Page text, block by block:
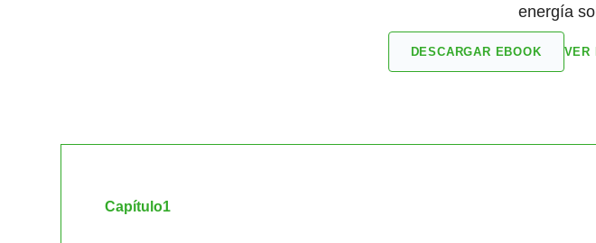
energía
DESCARGAR EBOOK VER
Capítulo1